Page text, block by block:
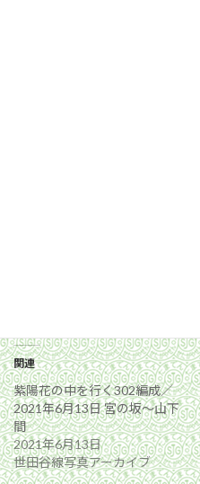
関連
紫陽花の中を行く302編成／
2021年6月13日 宮の坂〜山下
間
2021年6月13日
世田谷線写真アーカイブ